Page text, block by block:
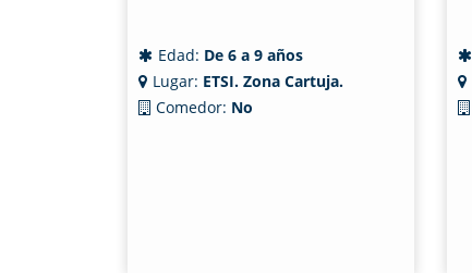
Edad: De 6 a 9 años
Lugar: ETSI. Zona Cartuja.
Comedor: No